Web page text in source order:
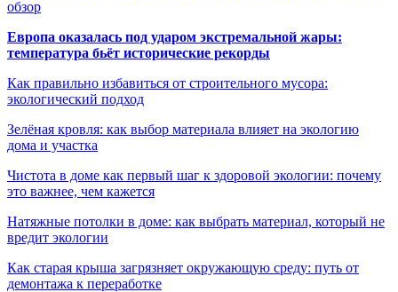
обзор
Европа оказалась под ударом экстремальной жары:
температура бьёт исторические рекорды
Как правильно избавиться от строительного мусора:
экологический подход
Зелёная кровля: как выбор материала влияет на экологию
дома и участка
Чистота в доме как первый шаг к здоровой экологии: почему
это важнее, чем кажется
Натяжные потолки в доме: как выбрать материал, который не
вредит экологии
Как старая крыша загрязняет окружающую среду: путь от
демонтажа к переработке